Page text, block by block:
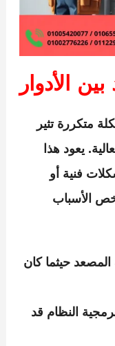
الأدوار
متكررة تثير
يعود هذا
فنية أو
الأسباب
المصعد حيثما كان
النظام قد